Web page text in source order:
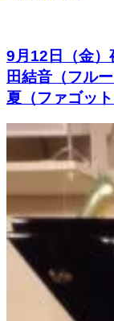
9月12日（金）
田結音（フル
夏（ファゴット